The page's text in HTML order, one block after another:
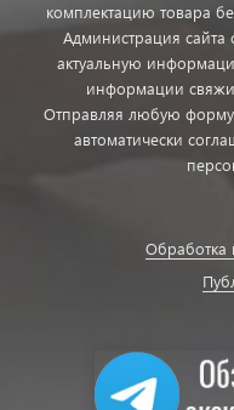
комплектацию товара
Администрация сайта
актуальную
информации
Отправляя любую
автоматически
Обработка